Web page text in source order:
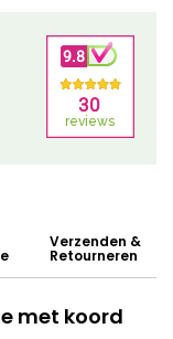
Verzenden &
Retourneren
met koord